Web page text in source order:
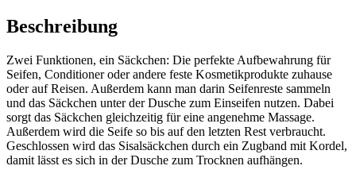
Beschreibung
Zwei Funktionen, ein Säckchen: Die perfekte Aufbewahrung für
Seifen, Conditioner oder andere feste Kosmetikprodukte zuhause
oder auf Reisen. Außerdem kann man darin Seifenreste sammeln
und das Säckchen unter der Dusche zum Einseifen nutzen. Dabei
sorgt das Säckchen gleichzeitig für eine angenehme Massage.
Außerdem wird die Seife so bis auf den letzten Rest verbraucht.
Geschlossen wird das Sisalsäckchen durch ein Zugband mit Kordel,
damit lässt es sich in der Dusche zum Trocknen aufhängen.